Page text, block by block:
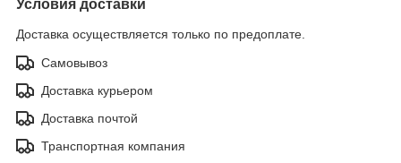
Условия доставки
Доставка осуществляется только по предоплате.
Самовывоз
Доставка курьером
Доставка почтой
Транспортная компания